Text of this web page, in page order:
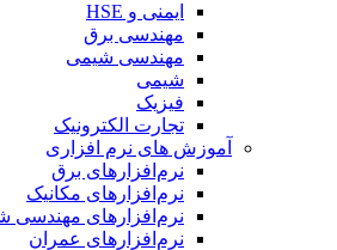
ایمنی و HSE
مهندسی برق
مهندسی شیمی
شیمی
فیزیک
تجارت الکترونیک
آموزش های نرم افزاری
نرم‌افزارهای برق
نرم‌افزارهای مکانیک
نرم‌افزارهای مهندسی شیمی
نرم‌افزارهای عمران